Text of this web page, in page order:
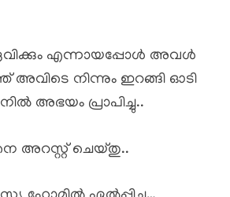
എന്നായപ്പോൾ അവൾ
അവിടെ നിന്നും ഇറങ്ങി ഓടി
അഭയം പ്രാപിച്ചു..
അറസ്റ്റ് ചെയ്തു..